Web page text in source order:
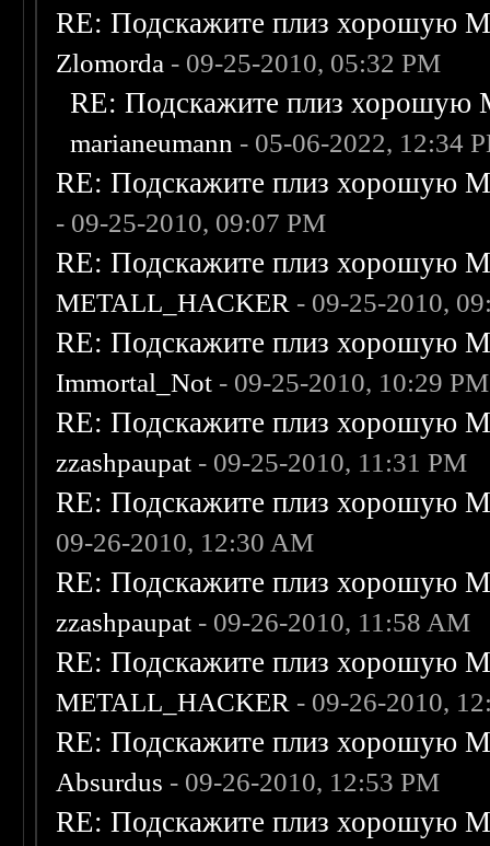
RE: Подскажите плиз хорошую
Zlomorda - 09-25-2010, 05:32 PM
RE: Подскажите плиз хорошую
marianeumann - 05-06-2022, 12:34
RE: Подскажите плиз хорошую
- 09-25-2010, 09:07 PM
RE: Подскажите плиз хорошую
METALL_HACKER - 09-25-2010,
RE: Подскажите плиз хорошую
Immortal_Not - 09-25-2010, 10:29 PM
RE: Подскажите плиз хорошую
zzashpaupat - 09-25-2010, 11:31 PM
RE: Подскажите плиз хорошую
09-26-2010, 12:30 AM
RE: Подскажите плиз хорошую
zzashpaupat - 09-26-2010, 11:58 AM
RE: Подскажите плиз хорошую
METALL_HACKER - 09-26-2010,
RE: Подскажите плиз хорошую
Absurdus - 09-26-2010, 12:53 PM
RE: Подскажите плиз хорошую